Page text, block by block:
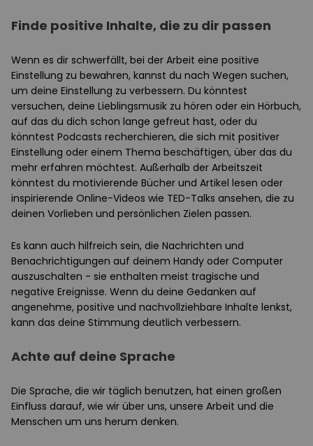
Finde positive Inhalte, die zu dir passen
Wenn es dir schwerfällt, bei der Arbeit eine positive
Einstellung zu bewahren, kannst du nach Wegen suchen,
um deine Einstellung zu verbessern. Du könntest
versuchen, deine Lieblingsmusik zu hören oder ein Hörbuch,
auf das du dich schon lange gefreut hast, oder du
könntest Podcasts recherchieren, die sich mit positiver
Einstellung oder einem Thema beschäftigen, über das du
mehr erfahren möchtest. Außerhalb der Arbeitszeit
könntest du motivierende Bücher und Artikel lesen oder
inspirierende Online-Videos wie TED-Talks ansehen, die zu
deinen Vorlieben und persönlichen Zielen passen.
Es kann auch hilfreich sein, die Nachrichten und
Benachrichtigungen auf deinem Handy oder Computer
auszuschalten - sie enthalten meist tragische und
negative Ereignisse. Wenn du deine Gedanken auf
angenehme, positive und nachvollziehbare Inhalte lenkst,
kann das deine Stimmung deutlich verbessern.
Achte auf deine Sprache
Die Sprache, die wir täglich benutzen, hat einen großen
Einfluss darauf, wie wir über uns, unsere Arbeit und die
Menschen um uns herum denken.